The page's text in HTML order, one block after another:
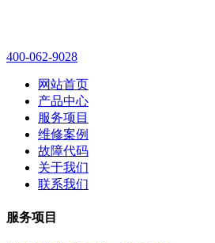
400-062-9028
网站首页
产品中心
服务项目
维修案例
故障代码
关于我们
联系我们
服务项目